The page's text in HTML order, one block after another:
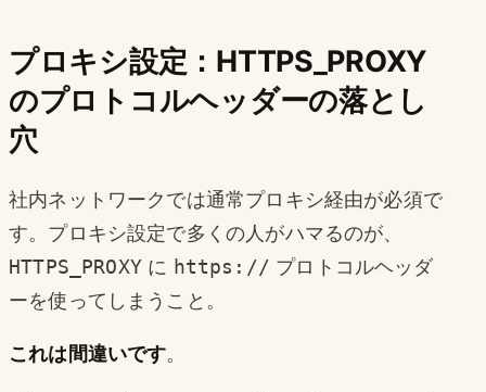
プロキシ設定：HTTPS_PROXY
のプロトコルヘッダーの落とし
穴
社内ネットワークでは通常プロキシ経由が必須で
す。プロキシ設定で多くの人がハマるのが、
HTTPS_PROXYに https:// プロトコルヘッダ
ーを使ってしまうこと。
これは間違いです。